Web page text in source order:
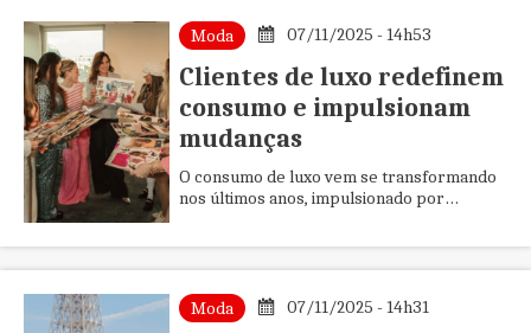
Moda 07/11/2025 - 14h53
Clientes de luxo redefinem
consumo e impulsionam
mudanças
O consumo de luxo vem se transformando
nos últimos anos, impulsionado por
Moda 07/11/2025 - 14h31